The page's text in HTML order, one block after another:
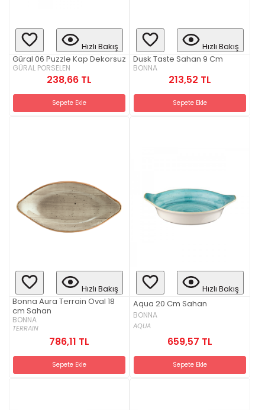
Hızlı Bakış
Güral 06 Puzzle Kap Dekorsuz
GÜRAL PORSELEN
238,66 TL
Sepete Ekle
Hızlı Bakış
Dusk Taste Sahan 9 Cm
BONNA
213,52 TL
Sepete Ekle
Hızlı Bakış
Bonna Aura Terrain Oval 18
cm Sahan
BONNA
TERRAIN
786,11 TL
Sepete Ekle
Hızlı Bakış
Aqua 20 Cm Sahan
BONNA
AQUA
659,57 TL
Sepete Ekle